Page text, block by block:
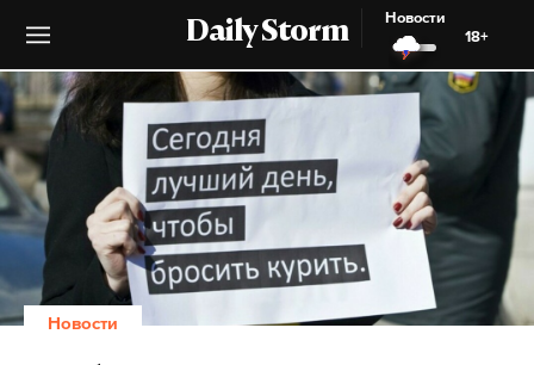
Daily Storm
Новости
18+
Новости